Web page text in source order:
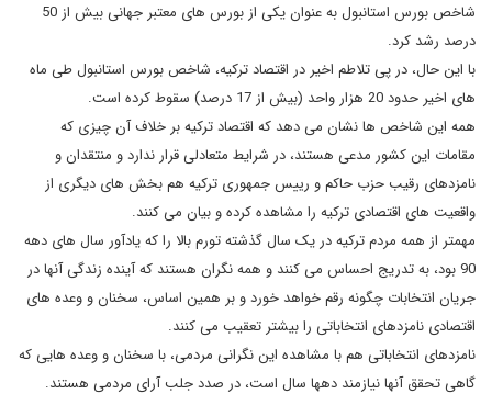
شاخص بورس استانبول به عنوان یکی از بورس های معتبر جهانی بیش از 50
درصد رشد کرد.
با این حال، در پی تلاطم اخیر در اقتصاد ترکیه، شاخص بورس استانبول طی ماه
های اخیر حدود 20 هزار واحد (بیش از 17 درصد) سقوط کرده است.
همه این شاخص ها نشان می دهد که اقتصاد ترکیه بر خلاف آن چیزی که
مقامات این کشور مدعی هستند، در شرایط متعادلی قرار ندارد و منتقدان و
نامزدهای رقیب حزب حاکم و رییس جمهوری ترکیه هم بخش های دیگری از
واقعیت های اقتصادی ترکیه را مشاهده کرده و بیان می کنند.
مهمتر از همه مردم ترکیه در یک سال گذشته تورم بالا را که یادآور سال های دهه
90 بود، به تدریج احساس می کنند و همه نگران هستند که آینده زندگی آنها در
جریان انتخابات چگونه رقم خواهد خورد و بر همین اساس، سخنان و وعده های
اقتصادی نامزدهای انتخاباتی را بیشتر تعقیب می کنند.
نامزدهای انتخاباتی هم با مشاهده این نگرانی مردمی، با سخنان و وعده هایی که
گاهی تحقق آنها نیازمند دهها سال است، در صدد جلب آرای مردمی هستند.